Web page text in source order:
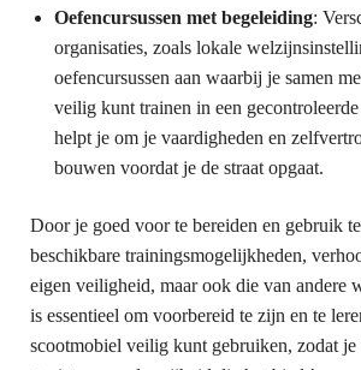
Oefencursussen met begeleiding:
organisaties, zoals lokale
oefencursussen aan waarbij je samen
veilig kunt trainen in een
helpt je om je vaardigheden en
bouwen voordat je de straat opgaat.
Door je goed voor te bereiden en gebruik
beschikbare trainingsmogelijkheden,
eigen veiligheid, maar ook die van andere
is essentieel om voorbereid te zijn en te
scootmobiel veilig kunt gebruiken, zodat